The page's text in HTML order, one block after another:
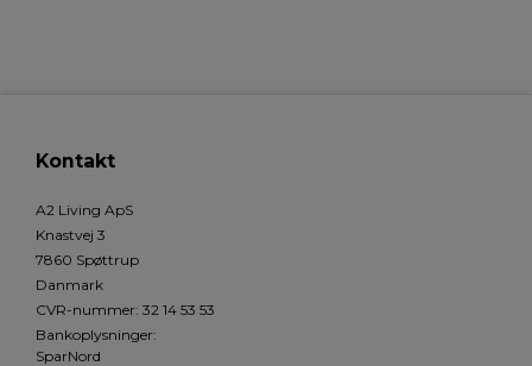
Kontakt
A2 Living ApS
Knastvej 3
7860 Spøttrup
Danmark
CVR-nummer: 32 14 53 53
Bankoplysninger:
SparNord